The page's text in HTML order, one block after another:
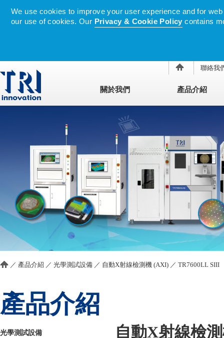
We use cookies to improve your user experience and for
our use of cookies. Our Privacy & Cookie Policy contains
聯絡我
關於我們 產品介紹
／ 產品介紹 ／ 光學測試設備 ／ 自動X射線檢測機 (AXI) ／ TR7600LL SIII
產品介紹
光學測試設備 自動X射線檢